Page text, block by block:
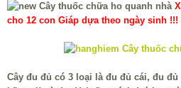
cho 12 con Giáp dựa theo ngày sinh !!!
Cây đu đủ có 3 loại là đu đủ cái, đu